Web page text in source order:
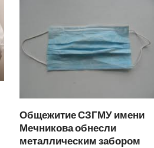
Общежитие СЗГМУ имени
Мечникова обнесли
металлическим забором